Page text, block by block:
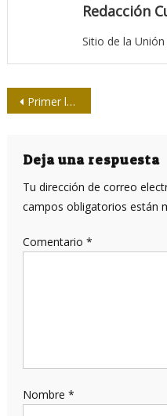
Redacción
Sitio de la
Navegación
entradas
Primer lugar para el periódico 5 de Septiembre en Concurso Nacional de Periodismo Económico
Deja una respuesta
Tu dirección de correo
campos obligatorios están
Comentario *
Nombre *